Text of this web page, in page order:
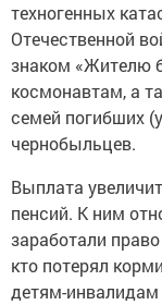
техногенных
Отечественной
знаком «Жителю
космонавтам, а
семей погибших
чернобыльцев.
Выплата
пенсий. К ним
заработали
кто потерял
детям-инвалидам